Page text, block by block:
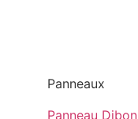
Panneaux
Panneau Dibon